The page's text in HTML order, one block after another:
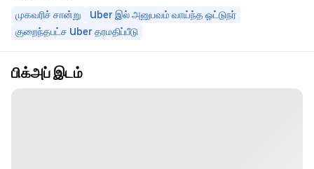
முகவரிச் சான்று
Uber இல் அனுபவம் வாய்ந்த ஓட்டுநர்
குறைந்தபட்ச Uber தரமதிப்பீடு
பிக்அப் இடம்